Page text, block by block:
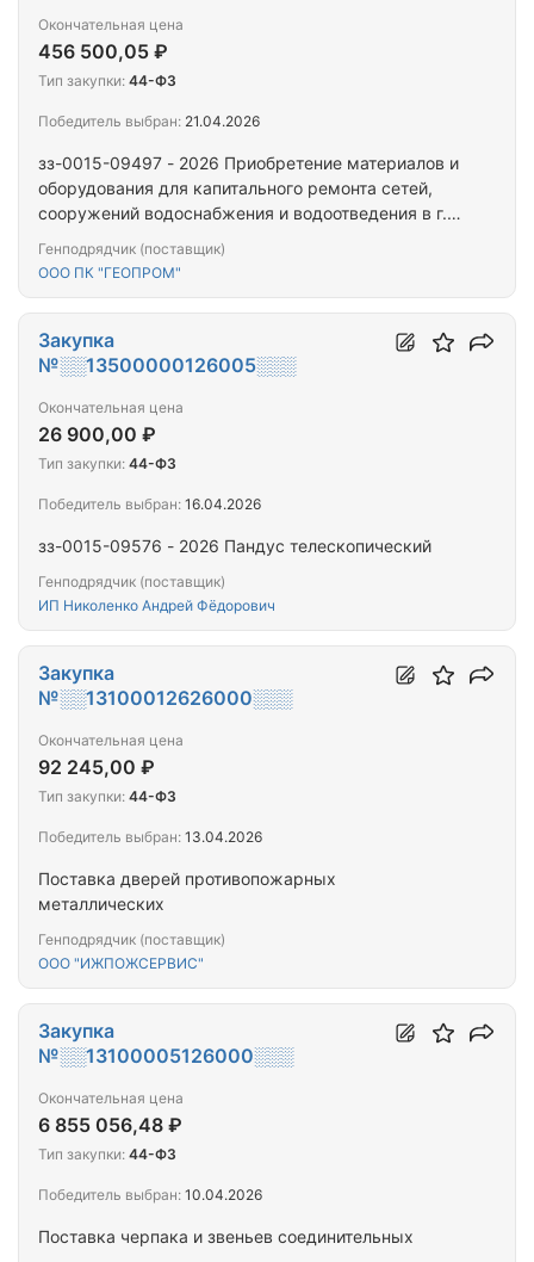
зз-0015-09497 - 2026 Приобретение материалов и
оборудования для капитального ремонта сетей,
сооружений водоснабжения и водоотведения в г.
смотровых колодцев
Генподрядчик (поставщик)
ООО ПК "ГЕОПРОМ"
Окончательная цена
456 500,05 ₽
Тип закупки: 44-ФЗ
Победитель выбран: 21.04.2026
зз-0015-09576 - 2026 Пандус телескопический
Генподрядчик (поставщик)
ИП Николенко Андрей Фёдорович
Закупка
№░░13500000126005░░░
Окончательная цена
26 900,00 ₽
Тип закупки: 44-ФЗ
Победитель выбран: 16.04.2026
Поставка дверей противопожарных
металлических
Генподрядчик (поставщик)
ООО "ИЖПОЖСЕРВИС"
Закупка
№░░13100012626000░░░
Окончательная цена
92 245,00 ₽
Тип закупки: 44-ФЗ
Победитель выбран: 13.04.2026
Поставка черпака и звеньев соединительных
Закупка
№░░13100005126000░░░
Окончательная цена
6 855 056,48 ₽
Тип закупки: 44-ФЗ
Победитель выбран: 10.04.2026